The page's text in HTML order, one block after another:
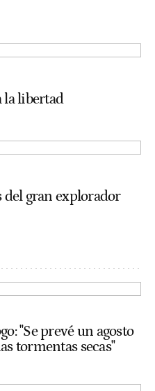
la libertad
del gran explorador
"Se prevé un agosto
tormentas secas"